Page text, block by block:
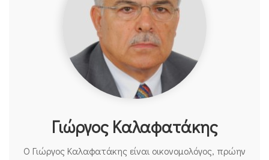
Γιώργος Καλαφατάκης
Ο Γιώργος Καλαφατάκης είναι οικονομολόγος, πρώην